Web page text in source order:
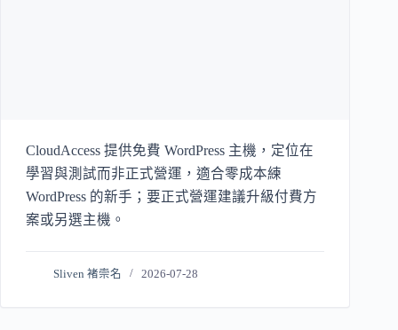
CloudAccess 提供免費 WordPress 主機，定位在
學習與測試而非正式營運，適合零成本練
WordPress 的新手；要正式營運建議升級付費方
案或另選主機。
Sliven 褚崇名 2026-07-28